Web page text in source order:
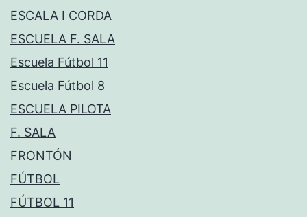
ESCALA I CORDA
ESCUELA F. SALA
Escuela Fútbol 11
Escuela Fútbol 8
ESCUELA PILOTA
F. SALA
FRONTÓN
FÚTBOL
FÚTBOL 11